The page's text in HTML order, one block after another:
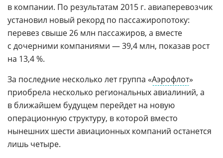
в компании. По результатам 2015 г. авиаперевозчик
установил новый рекорд по пассажиропотоку:
перевез свыше 26 млн пассажиров, а вместе
с дочерними компаниями — 39,4 млн, показав рост
на 13,4 %.
За последние несколько лет группа «Аэрофлот»
приобрела несколько региональных авиалиний, а
в ближайшем будущем перейдет на новую
операционную структуру, в которой вместо
нынешних шести авиационных компаний останется
лишь четыре.